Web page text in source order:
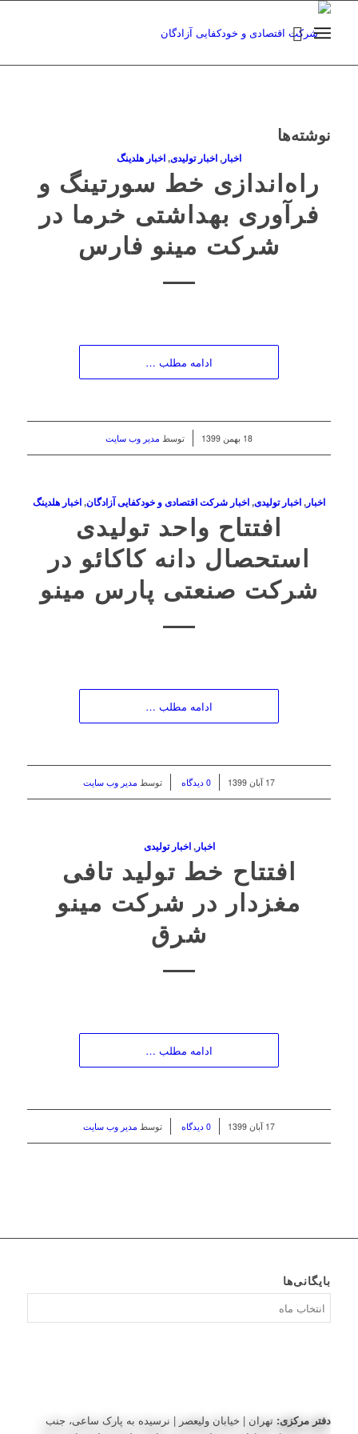
نوشته‌ها
اخبار,اخبار تولیدی,اخبار هلدینگ
راه‌اندازی خط سورتینگ و
فرآوری بهداشتی خرما در
شرکت مینو فارس
ادامه مطلب …
18 بهمن 1399
/ توسط مدیر وب سایت
اخبار,اخبار تولیدی,اخبار شرکت اقتصادی و خودکفایی آزادگان,اخبار هلدینگ
افتتاح واحد تولیدی
استحصال دانه کاکائو در
شرکت صنعتی پارس مینو
ادامه مطلب …
17 آبان 1399
/ 0 دیدگاه توسط مدیر وب سایت
اخبار,اخبار تولیدی
افتتاح خط تولید تافی
مغزدار در شرکت مینو
شرق
ادامه مطلب …
17 آبان 1399
/ 0 دیدگاه توسط مدیر وب سایت
بایگانی‌ها
دفتر مرکزی: تهران | خیابان ولیعصر | نرسیده به پارک ساعی، جنب